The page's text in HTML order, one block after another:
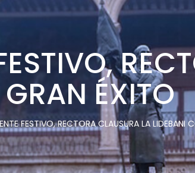
ÉXITO
FESTIVO, RECTORA CLAUSURA LA LIDEBANI